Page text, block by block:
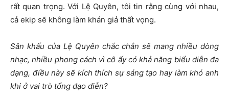
rất quan trọng. Với Lệ Quyên, tôi tin rằng cùng với nhau,
cả ekip sẽ không làm khán giả thất vọng.
Sân khấu của Lệ Quyên chắc chắn sẽ mang nhiều dòng
nhạc, nhiều phong cách vì cô ấy có khả năng biểu diễn đa
dạng, điều này sẽ kích thích sự sáng tạo hay làm khó anh
khi ở vai trò tổng đạo diễn?